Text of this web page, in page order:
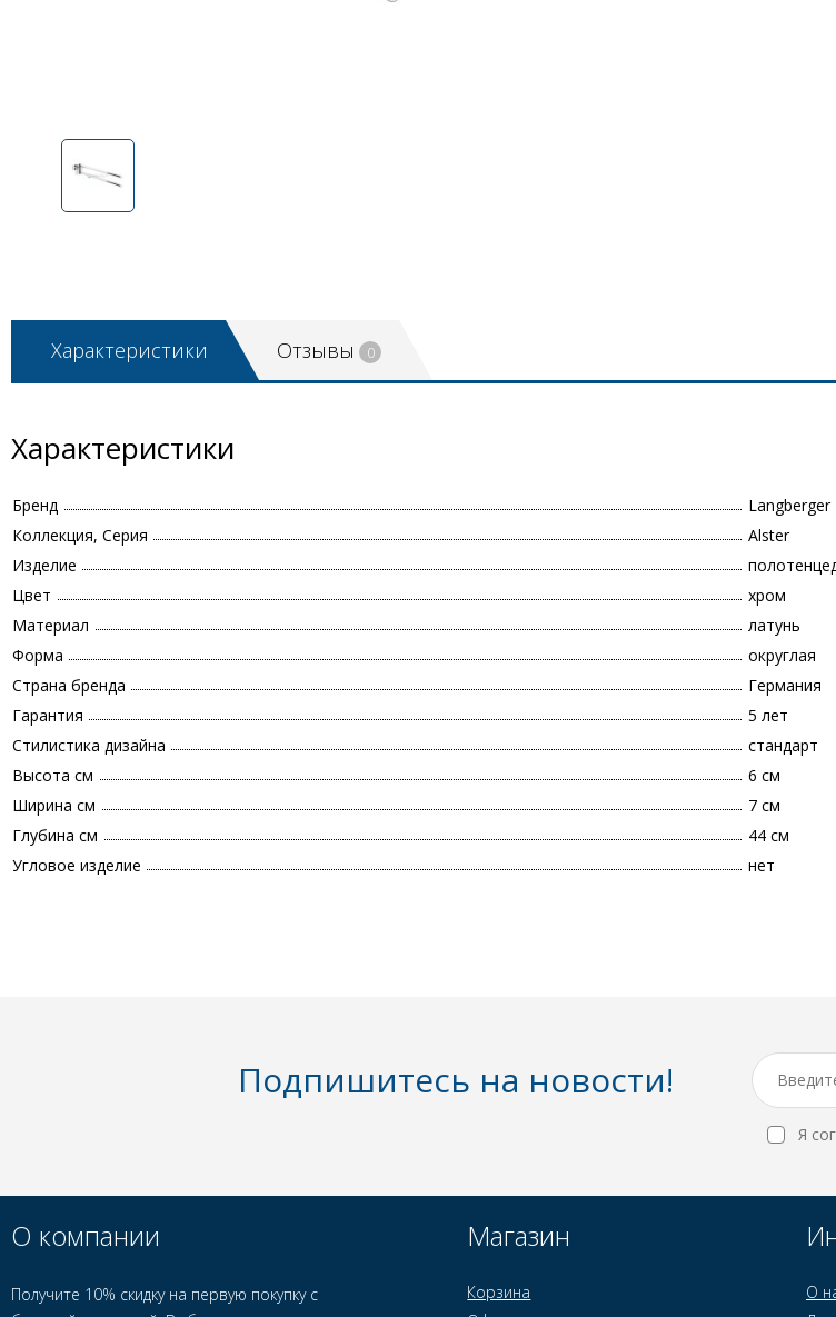
Характеристики Отзывы 0
Характеристики
Бренд
Langberger
Коллекция, Серия
Alster
Изделие
Цвет
хром
Материал
латунь
Форма
округлая
Страна бренда
Германия
Гарантия
5 лет
Стилистика дизайна
стандарт
Высота см
6 см
Ширина см
7 см
Глубина см
44 см
Угловое изделие
нет
Подпишитесь на новости!
Я
О компании
Получите 10% скидку на первую покупку с
Магазин
Корзина
О